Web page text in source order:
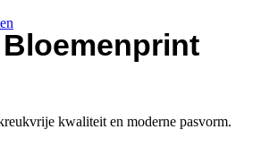
kwaliteit en moderne pasvorm.